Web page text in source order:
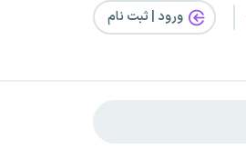
ورود | ثبت‌ نام